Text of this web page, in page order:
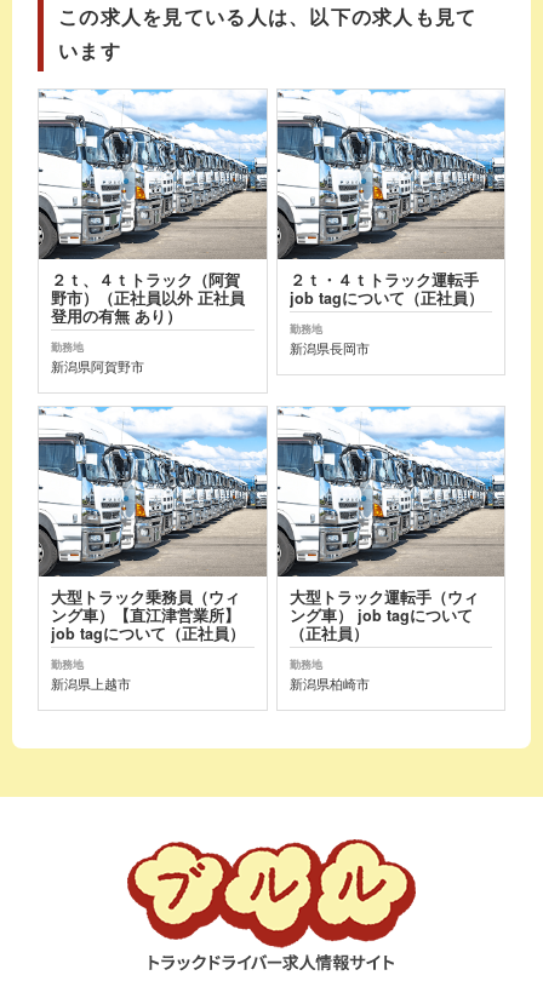
この求人を見ている人は、以下の求人も見て
います
２ｔ、４ｔトラック（阿賀
野市）（正社員以外 正社員
登用の有無 あり）
勤務地
新潟県阿賀野市
２ｔ・４ｔトラック運転手
job tagについて（正社員）
勤務地
新潟県長岡市
大型トラック乗務員（ウィ
ング車）【直江津営業所】
job tagについて（正社員）
勤務地
新潟県上越市
大型トラック運転手（ウィ
ング車） job tagについて
（正社員）
勤務地
新潟県柏崎市